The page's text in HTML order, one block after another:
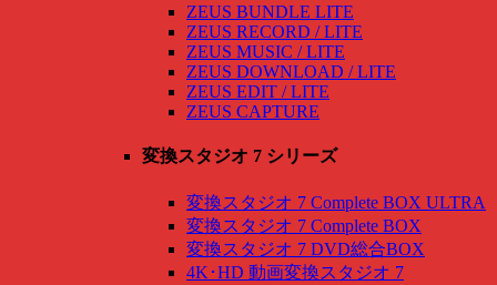
ZEUS BUNDLE LITE
ZEUS RECORD / LITE
ZEUS MUSIC / LITE
ZEUS DOWNLOAD / LITE
ZEUS EDIT / LITE
ZEUS CAPTURE
変換スタジオ 7 シリーズ
変換スタジオ 7 Complete BOX ULTRA
変換スタジオ 7 Complete BOX
変換スタジオ 7 DVD総合BOX
4K･HD 動画変換スタジオ 7